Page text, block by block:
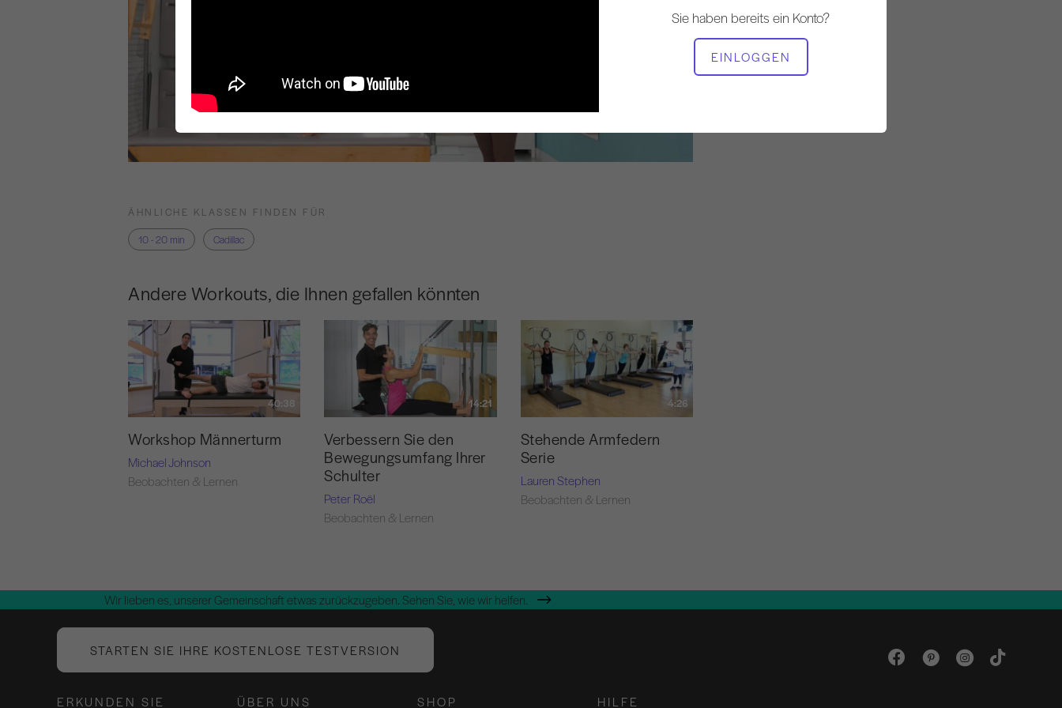
Sie haben bereits ein Konto?
EINLOGGEN
BENÖTIGTE AUSRÜSTUNG
Cadillac
ÄHNLICHE KLASSEN FINDEN FÜR
10 - 20 min
Cadillac
Andere Workouts, die Ihnen gefallen könnten
40:38
Workshop Männerturm
Michael Johnson
Beobachten & Lernen
14:21
Verbessern Sie den
Bewegungsumfang Ihrer
Schulter
Peter Roël
Beobachten & Lernen
4:26
Stehende Armfedern
Serie
Lauren Stephen
Beobachten & Lernen
Wir lieben es, unserer Gemeinschaft etwas zurückzugeben. Sehen Sie, wie wir helfen.
STARTEN SIE IHRE KOSTENLOSE TESTVERSION
ERKUNDEN SIE ÜBER UNS SHOP HILFE